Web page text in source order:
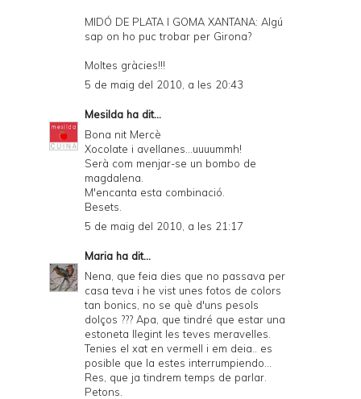
MIDÓ DE PLATA I GOMA XANTANA: Algú
sap on ho puc trobar per Girona?
Moltes gràcies!!!
5 de maig del 2010, a les 20:43
Mesilda ha dit...
Bona nit Mercè
Xocolate i avellanes...uuuummh!
Serà com menjar-se un bombo de
magdalena.
M'encanta esta combinació.
Besets.
5 de maig del 2010, a les 21:17
Maria ha dit...
Nena, que feia dies que no passava per
casa teva i he vist unes fotos de colors
tan bonics, no se què d'uns pesols
dolços ??? Apa, que tindré que estar una
estoneta llegint les teves meravelles.
Tenies el xat en vermell i em deia.. es
posible que la estes interrumpiendo...
Res, que ja tindrem temps de parlar.
Petons.